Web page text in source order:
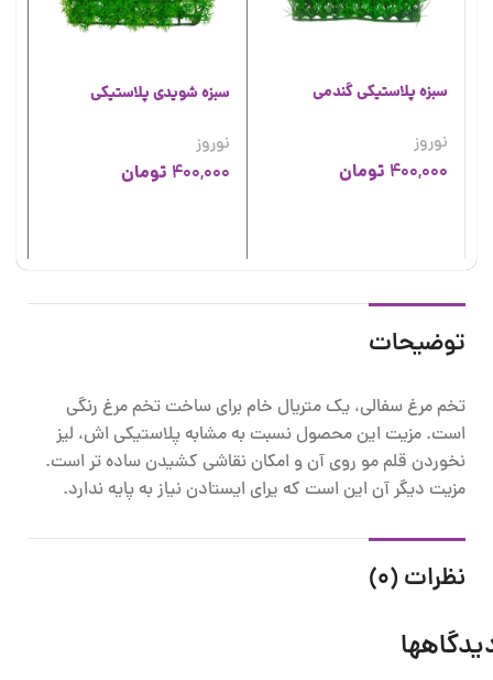
سبزه پلاستیکی گندمی
نوروز
400,000 تومان
سبزه شویدی پلاستیکی
نوروز
400,000 تومان
توضیحات
تخم مرغ سفالی، یک متریال خام برای ساخت تخم مرغ رنگی
است. مزیت این محصول نسبت به مشابه پلاستیکی اش، لیز
نخوردن قلم مو روی آن و امکان نقاشی کشیدن ساده تر است.
مزیت دیگر آن این است که یرای ایستادن نیاز به پایه ندارد.
نظرات (0)